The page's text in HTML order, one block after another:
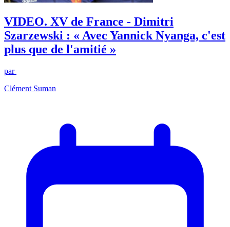
VIDEO. XV de France - Dimitri
Szarzewski : « Avec Yannick Nyanga, c'est
plus que de l'amitié »
par
Clément Suman